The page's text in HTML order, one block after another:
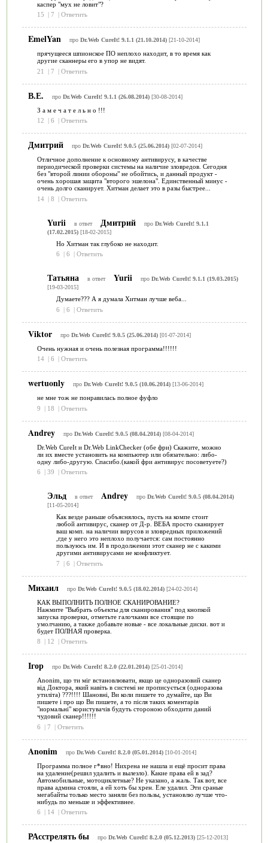
каспер "мух не ловит"?
15
| 7 | Ответить
EmelYan про Dr.Web CureIt! 9.1.1 (21.10.2014)[21-10-2014]
прячущееся шпионское ПО неплохо находит, в то время как
другие сканнеры его в упор не видят.
21
| 7 | Ответить
В.Е. про Dr.Web CureIt! 9.1.1 (26.08.2014)[30-08-2014]
З а м е ч а т е л ь н о !!!
12
| 6 | Ответить
Дмитрий про Dr.Web CureIt! 9.0.5 (25.06.2014)[02-07-2014]
Отличное дополнение к основному антивирусу, в качестве
периодической проверки системы на наличие зловредов. Сегодня
без "второй линии обороны" не обойтись, и данный продукт -
очень хорошая защита "второго эшелона". Единственный минус -
очень долго сканирует. Хитман делает это в разы быстрее...
14 | 8 | Ответить
Yurii в ответ Дмитрий про Dr.Web CureIt! 9.1.1
(17.02.2015)[18-02-2015]
Но Хитман так глубоко не находит.
6
| 6 | Ответить
Татьяна в ответ Yurii про Dr.Web CureIt! 9.1.1 (19.03.2015)
[19-03-2015]
Думаете??? А я думала Хитман лучше веба...
6
| 6 | Ответить
Viktor про Dr.Web CureIt! 9.0.5 (25.06.2014)[01-07-2014]
Очень нужная и очень полезная программа!!!!!!
14 | 6 | Ответить
wertuonly про Dr.Web CureIt! 9.0.5 (10.06.2014)[13-06-2014]
не мне тож не понравилась полное фуфло
9
| 18 | Ответить
Andrey про Dr.Web CureIt! 9.0.5 (08.04.2014)[08-04-2014]
Dr.Web CureIt и Dr.Web LinkChecker (обе фри) Скажите, можно
ли их вместе установить на компьютер или обязательно: либо-
одну либо-другую. Спасибо.(какой фри антивирус посоветуете?)
6
| 39 | Ответить
Эльд в ответ Andrey про Dr.Web CureIt! 9.0.5 (08.04.2014)
[11-05-2014]
Как везде раньше объяснялось, пусть на компе стоит
любой антивирус, сканер от Д-р. ВЕБА просто сканирует
ваш комп. на наличии вирусов и зловредных приложений
,где у него это неплохо получается: сам постоянно
пользуюсь им. И в продолжении этот сканер не с какими
другими антивирусами не конфликтует.
7
| 6 | Ответить
Михаил про Dr.Web CureIt! 9.0.5 (18.02.2014)[24-02-2014]
КАК ВЫПОЛНИТЬ ПОЛНОЕ СКАНИРОВАНИЕ?
Нажмите "Выбрать объекты для сканирования" под кнопкой
запуска проверки, отметьте галочками все стоящие по
умолчанию, а также добавьте новые - все локальные диски. вот и
будет ПОЛНАЯ проверка.
8
| 12 | Ответить
Ігор про Dr.Web CureIt! 8.2.0 (22.01.2014)[25-01-2014]
Anonim, що ти міг встановлювати, якщо це одноразовий сканер
від Доктора, який навіть в системі не прописується (одноразова
утиліта) ???!!!! Шановні, Ви коли пишете то думайте, що Ви
пишете і про що Ви пишете, а то після таких коментарів
"нормальні" користувачів будуть стороною обходити даний
чудовий сканер!!!!!!
6
| 7 | Ответить
Anonim про Dr.Web CureIt! 8.2.0 (05.01.2014)[10-01-2014]
Программа полное г*вно! Нихрена не нашла и ещё просит права
на удаление(решил удалить и вылезло). Какие права ей в зад?
Автомобильные, мотоциклетные? Не указано, а жаль. Так вот, все
права админа стояли, а ей хоть бы хрен. Еле удалил. Эти сраные
мегабайты только место заняли без пользы, установлю лучше что-
нибудь по меньше и эффективнее.
6
| 14 | Ответить
РАсстрелять бы про Dr.Web CureIt! 8.2.0 (05.12.2013)[25-12-2013]